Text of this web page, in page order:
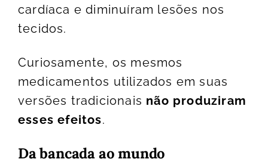
cardíaca e diminuíram lesões nos
tecidos.
Curiosamente, os mesmos
medicamentos utilizados em suas
versões tradicionais não produziram
esses efeitos.
Da bancada ao mundo